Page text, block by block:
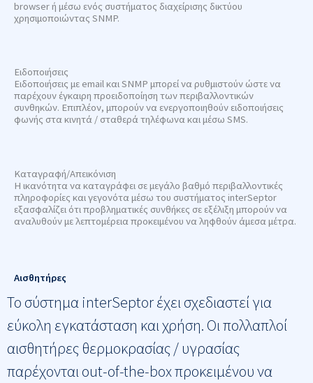
browser ή μέσω ενός συστήματος διαχείρισης δικτύου
χρησιμοποιώντας SNMP.
Ειδοποιήσεις
Ειδοποιήσεις με email και SNMP μπορεί να ρυθμιστούν ώστε να
παρέχουν έγκαιρη προειδοποίηση των περιβαλλοντικών
συνθηκών. Επιπλέον, μπορούν να ενεργοποιηθούν ειδοποιήσεις
φωνής στα κινητά / σταθερά τηλέφωνα και μέσω SMS.
Καταγραφή/Απεικόνιση
Η ικανότητα να καταγράφει σε μεγάλο βαθμό περιβαλλοντικές
πληροφορίες και γεγονότα μέσω του συστήματος interSeptor
εξασφαλίζει ότι προβληματικές συνθήκες σε εξέλιξη μπορούν να
αναλυθούν με λεπτομέρεια προκειμένου να ληφθούν άμεσα μέτρα.
Αισθητήρες
Το σύστημα interSeptor έχει σχεδιαστεί για
εύκολη εγκατάσταση και χρήση. Οι πολλαπλοί
αισθητήρες θερμοκρασίας / υγρασίας
παρέχονται out-of-the-box προκειμένου να